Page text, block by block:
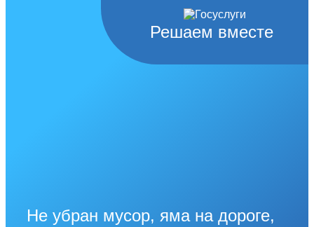
Решаем вместе
Не убран мусор, яма на дороге,